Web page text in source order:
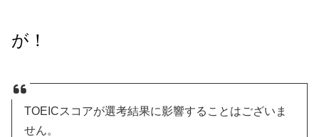
が！
TOEICスコアが選考結果に影響することはございま
せん。